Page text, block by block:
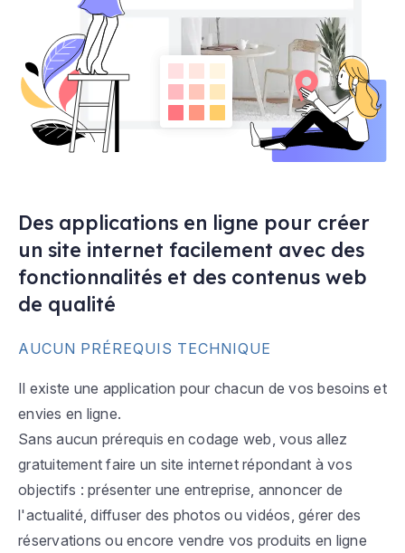
Des applications en ligne pour créer
un site internet facilement avec des
fonctionnalités et des contenus web
de qualité
AUCUN PRÉREQUIS TECHNIQUE
Il existe une application pour chacun de vos besoins et
envies en ligne.
Sans aucun prérequis en codage web, vous allez
gratuitement faire un site internet répondant à vos
objectifs : présenter une entreprise, annoncer de
l'actualité, diffuser des photos ou vidéos, gérer des
réservations ou encore vendre vos produits en ligne